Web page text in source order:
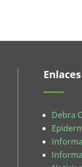
Enlaces
Debra